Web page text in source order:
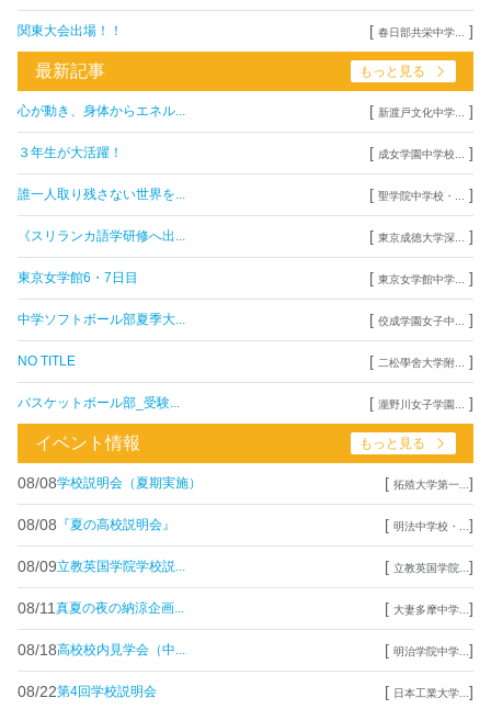
関東大会出場！！ [ 春日部共栄中学... ]
最新記事 もっと見る
心が動き、身体からエネル... [ 新渡戸文化中学... ]
３年生が大活躍！ [ 成女学園中学校... ]
誰一人取り残さない世界を... [ 聖学院中学校・... ]
《スリランカ語学研修へ出... [ 東京成徳大学深... ]
東京女学館6・7日目 [ 東京女学館中学... ]
中学ソフトボール部夏季大... [ 佼成学園女子中... ]
NO TITLE [ 二松學舍大学附... ]
バスケットボール部_受験... [ 瀧野川女子学園... ]
イベント情報 もっと見る
08/08学校説明会（夏期実施） [ 拓殖大学第一... ]
08/08 『夏の高校説明会』 [ 明法中学校・... ]
08/09立教英国学院学校説... [ 立教英国学院... ]
08/11 真夏の夜の納涼企画... [ 大妻多摩中学... ]
08/18高校校内見学会（中... [ 明治学院中学... ]
08/22第4回学校説明会 [ 日本工業大学... ]